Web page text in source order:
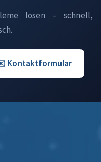
lösen – schnell,
Kontaktformular